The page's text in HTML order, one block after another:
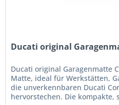
Ducati original
Ducati original Garagenmatte
Matte, ideal für Werkstätten,
die unverkennbaren Ducati
hervorstechen. Die